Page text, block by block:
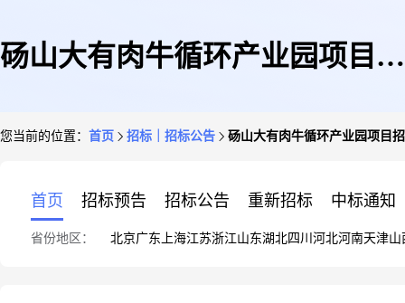
砀山大有肉牛循环产业园项目招
您当前的位置： 首页 招标｜招标公告 砀山大有肉牛循环产业园项目
首页 招标预告 招标公告 重新招标 中标通知
省份地区： 北京广东 上海江苏浙江山东湖北四川 河北河南天津山